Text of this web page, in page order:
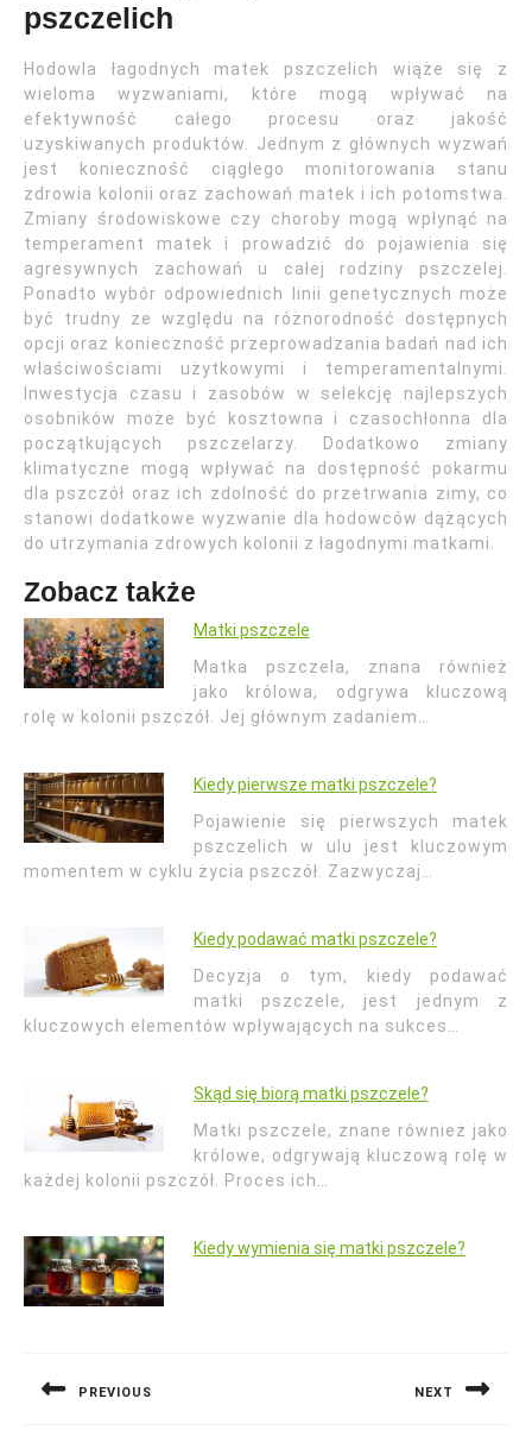
pszczelich
Hodowla łagodnych matek pszczelich wiąże się z
wieloma wyzwaniami, które mogą wpływać na
efektywność całego procesu oraz jakość
uzyskiwanych produktów. Jednym z głównych wyzwań
jest konieczność ciągłego monitorowania stanu
zdrowia kolonii oraz zachowań matek i ich potomstwa.
Zmiany środowiskowe czy choroby mogą wpłynąć na
temperament matek i prowadzić do pojawienia się
agresywnych zachowań u całej rodziny pszczelej.
Ponadto wybór odpowiednich linii genetycznych może
być trudny ze względu na różnorodność dostępnych
opcji oraz konieczność przeprowadzania badań nad ich
właściwościami użytkowymi i temperamentalnymi.
Inwestycja czasu i zasobów w selekcję najlepszych
osobników może być kosztowna i czasochłonna dla
początkujących pszczelarzy. Dodatkowo zmiany
klimatyczne mogą wpływać na dostępność pokarmu
dla pszczół oraz ich zdolność do przetrwania zimy, co
stanowi dodatkowe wyzwanie dla hodowców dążących
do utrzymania zdrowych kolonii z łagodnymi matkami.
Zobacz także
Matki pszczele
Matka pszczela, znana również
jako królowa, odgrywa kluczową
rolę w kolonii pszczół. Jej głównym zadaniem…
Kiedy pierwsze matki pszczele?
Pojawienie się pierwszych matek
pszczelich w ulu jest kluczowym
momentem w cyklu życia pszczół. Zazwyczaj…
Kiedy podawać matki pszczele?
Decyzja o tym, kiedy podawać
matki pszczele, jest jednym z
kluczowych elementów wpływających na sukces…
Skąd się biorą matki pszczele?
Matki pszczele, znane również jako
królowe, odgrywają kluczową rolę w
każdej kolonii pszczół. Proces ich…
Kiedy wymienia się matki pszczele?
PREVIOUS NEXT